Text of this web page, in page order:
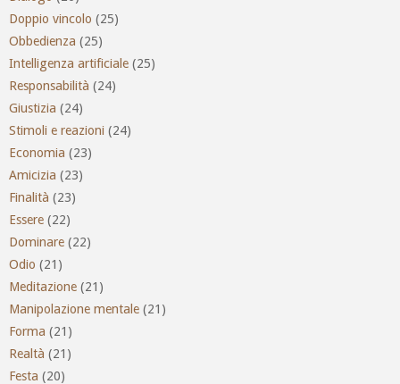
Doppio vincolo (25)
Obbedienza (25)
Intelligenza artificiale (25)
Responsabilità (24)
Giustizia (24)
Stimoli e reazioni (24)
Economia (23)
Amicizia (23)
Finalità (23)
Essere (22)
Dominare (22)
Odio (21)
Meditazione (21)
Manipolazione mentale (21)
Forma (21)
Realtà (21)
Festa (20)